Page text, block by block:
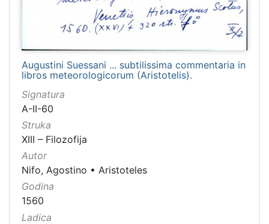
Augustini Suessani ... subtilissima commentaria in
libros meteorologicorum (Aristotelis).
Signatura
A-II-60
Struka
XIII – Filozofija
Autor
Nifo, Agostino • Aristoteles
Godina
1560
Ladica